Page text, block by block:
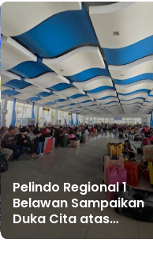
Pelindo Regional 1
Belawan Sampaikan
Duka Cita atas
Meninggalnya Calon